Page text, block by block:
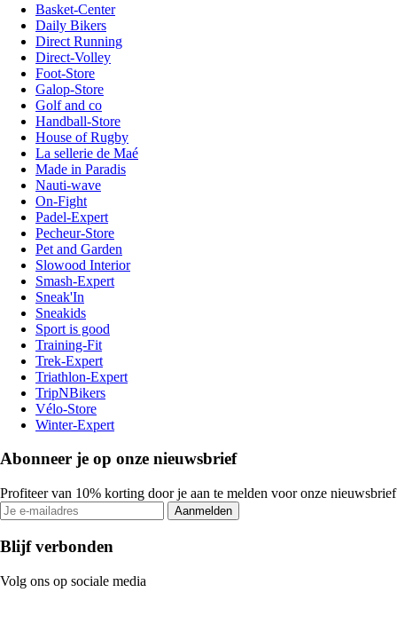
Basket-Center
Daily Bikers
Direct Running
Direct-Volley
Foot-Store
Galop-Store
Golf and co
Handball-Store
House of Rugby
La sellerie de Maé
Made in Paradis
Nauti-wave
On-Fight
Padel-Expert
Pecheur-Store
Pet and Garden
Slowood Interior
Smash-Expert
Sneak'In
Sneakids
Sport is good
Training-Fit
Trek-Expert
Triathlon-Expert
TripNBikers
Vélo-Store
Winter-Expert
Abonneer je op onze nieuwsbrief
Profiteer van 10% korting door je aan te melden voor onze nieuwsbrief
Aanmelden
Blijf verbonden
Volg ons op sociale media